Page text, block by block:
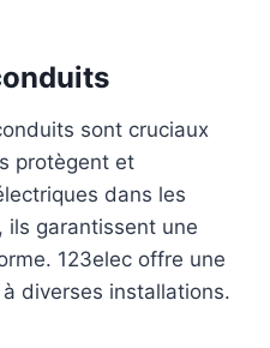
sont cruciaux
protègent et
dans les
ils garantissent une
123elec offre une
diverses installations.